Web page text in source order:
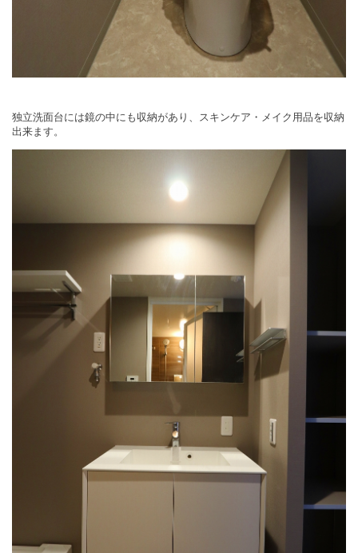
独立洗面台には鏡の中にも収納があり、スキンケア・メイク用品を収納
出来ます。